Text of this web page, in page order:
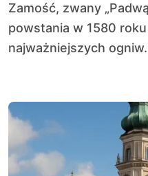
Zamość, zwany „Padwą Północy”, od swego
powstania w 1580
najważniejszych